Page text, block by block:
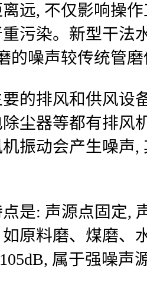
远, 不仅影响操
污染。新型干法
的噪声较传统管
的排风和供风设
尘器等都有排风
振动会产生噪声
是: 声源点固定,
原料磨、煤磨、
属于强噪声